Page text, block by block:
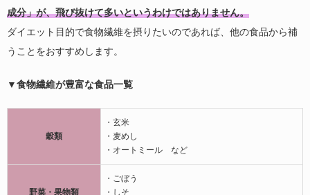
成分」が、飛び抜けて多いというわけではありません。
ダイエット目的で食物繊維を摂りたいのであれば、他の食品から補
うことをおすすめします。
▼食物繊維が豊富な食品一覧
穀類
・玄米
・麦めし
・オートミール など
野菜・果物類
・ごぼう
・しそ